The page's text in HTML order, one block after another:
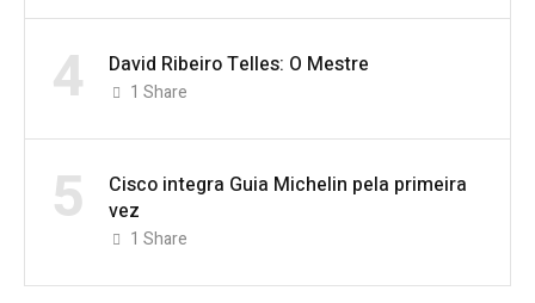
4 David Ribeiro Telles: O Mestre
1 Share
5
Cisco integra Guia Michelin pela primeira
vez
1 Share